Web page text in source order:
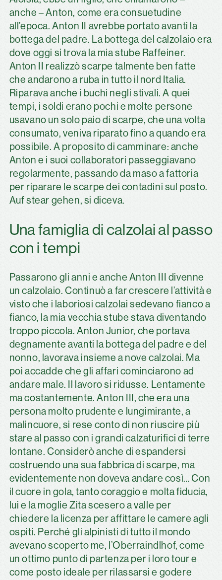
anche – Anton, come era consuetudine
all’epoca. Anton II avrebbe portato avanti la
bottega del padre. La bottega del calzolaio era
dove oggi si trova la mia stube Raffeiner.
Anton II realizzò scarpe talmente ben fatte
che andarono a ruba in tutto il nord Italia.
Riparava anche i buchi negli stivali. A quei
tempi, i soldi erano pochi e molte persone
usavano un solo paio di scarpe, che una volta
consumato, veniva riparato fino a quando era
possibile. A proposito di camminare: anche
Anton e i suoi collaboratori passeggiavano
regolarmente, passando da maso a fattoria
per riparare le scarpe dei contadini sul posto.
Auf stear gehen, si diceva.
Una famiglia di calzolai al passo
con i tempi
Passarono gli anni e anche Anton III divenne
un calzolaio. Continuò a far crescere l’attività e
visto che i laboriosi calzolai sedevano fianco a
fianco, la mia vecchia stube stava diventando
troppo piccola. Anton Junior, che portava
degnamente avanti la bottega del padre e del
nonno, lavorava insieme a nove calzolai. Ma
poi accadde che gli affari cominciarono ad
andare male. Il lavoro si ridusse. Lentamente
ma costantemente. Anton III, che era una
persona molto prudente e lungimirante, a
malincuore, si rese conto di non riuscire più
stare al passo con i grandi calzaturifici di terre
lontane. Considerò anche di espandersi
costruendo una sua fabbrica di scarpe, ma
evidentemente non doveva andare così… Con
il cuore in gola, tanto coraggio e molta fiducia,
lui e la moglie Zita scesero a valle per
chiedere la licenza per affittare le camere agli
ospiti. Perché gli alpinisti di tutto il mondo
avevano scoperto me, l’Oberraindlhof, come
un ottimo punto di partenza per i loro tour e
come posto ideale per rilassarsi e godere